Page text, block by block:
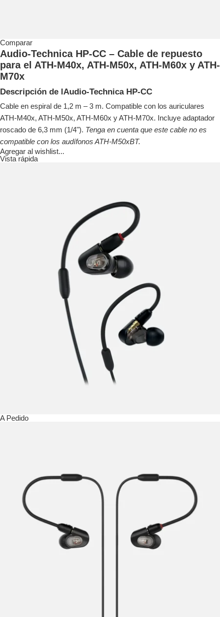
Comparar
Audio-Technica HP-CC – Cable de repuesto
para el ATH-M40x, ATH-M50x, ATH-M60x y ATH-
M70x
Descripción de lAudio-Technica HP-CC
Cable en espiral de 1,2 m – 3 m. Compatible con los auriculares
ATH-M40x, ATH-M50x, ATH-M60x y ATH-M70x. Incluye adaptador
roscado de 6,3 mm (1/4"). Tenga en cuenta que este cable no es
compatible con los audífonos ATH-M50xBT.
Agregar al wishlist...
Vista rápida
A Pedido